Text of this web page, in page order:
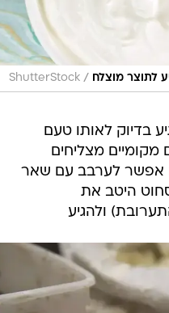
לתוצר מוצלח /
ShutterStock
בדיוק לאותו טעם
מקומיים מצליחים
אפשר לערבב עם שאר
היטב את
ולהגיע